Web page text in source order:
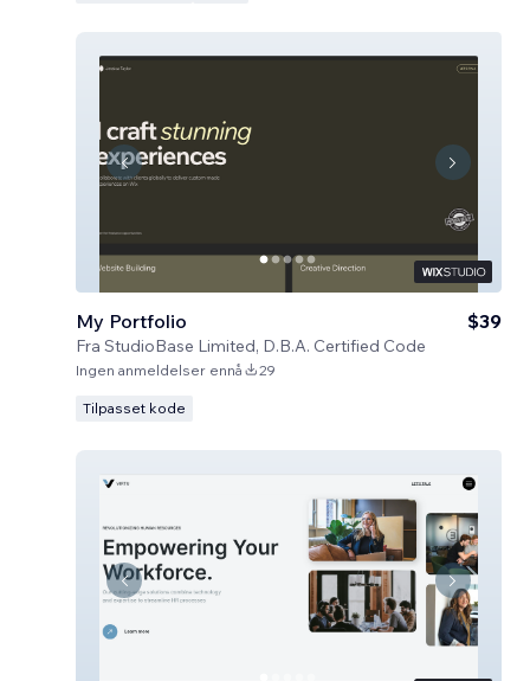
My Portfolio
Fra StudioBase Limited, D.B.A. Certified Code
$39
Ingen anmeldelser ennå 29
Tilpasset kode